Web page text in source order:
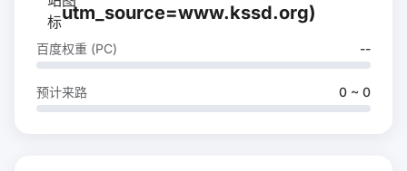
utm_source=www.kssd.org)
百度权重 (PC) --
预计来路 0 ~ 0